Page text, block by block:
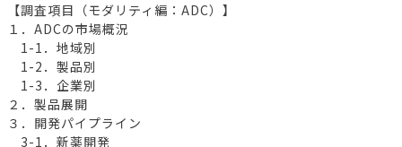
【調査項目（モダリティ編：ADC）】
１．ADCの市場概況
1-1．地域別
1-2．製品別
1-3．企業別
２．製品展開
３．開発パイプライン
3-1．新薬開発